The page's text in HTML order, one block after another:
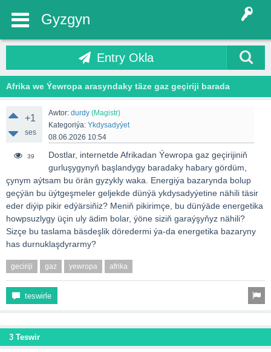
Gyzgyn
Entry Okla
Afrika we Ýewropa arasyndaky täze gaz geçiriji barada
+1
ses
39
Awtor: durdy (Magistr)
Kategoriýa: Ykdysadyýet
08.06.2026 10:54
Dostlar, internetde Afrikadan Ýewropa gaz geçirijiniň
gurluşygynyň başlandygy baradaky habary gördüm,
çynym aýtsam bu örän gyzykly waka. Energiýa bazarynda bolup
geçýän bu üýtgeşmeler geljekde dünýä ykdysadyýetine nähili täsir
eder diýip pikir edýärsiňiz? Meniň pikirimçe, bu dünýäde energetika
howpsuzlygy üçin uly ädim bolar, ýöne siziň garaýşyňyz nähili?
Sizçe bu taslama bäsdeşlik döredermi ýa-da energetika bazaryny
has durnuklaşdyrarmy?
geciriji gaz yewropa afrika
teswirle
3 Teswir